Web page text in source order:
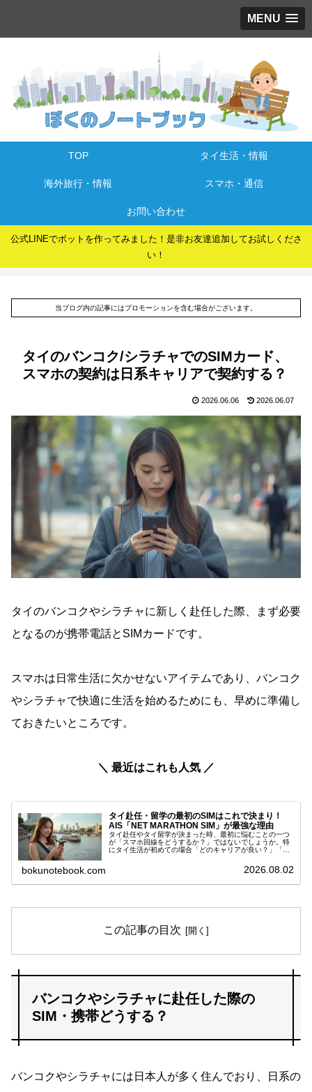
MENU
TOP タイ生活・情報
海外旅行・情報 スマホ・通信
お問い合わせ
公式LINEでボットを作ってみました！是非お友達追加してお試しくださ
い！
当ブログ内の記事にはプロモーションを含む場合がございます。
タイのバンコク/シラチャでのSIMカード、
スマホの契約は日系キャリアで契約する？
2026.06.06 2026.06.07
タイのバンコクやシラチャに新しく赴任した際、まず必要
となるのが携帯電話とSIMカードです。
スマホは日常生活に欠かせないアイテムであり、バンコク
やシラチャで快適に生活を始めるためにも、早めに準備し
ておきたいところです。
＼ 最近はこれも人気 ／
タイ赴任・留学の最初のSIMはこれで決まり！
AIS「NET MARATHON SIM」が最強な理由
タイ赴任やタイ留学が決まった時、最初に悩むことの一つ
が「スマホ回線をどうするか？」ではないでしょうか。特
にタイ生活が初めての場合「どのキャリアが良い？」「月
bokunotebook.com 2026.08.02
この記事の目次
バンコクやシラチャに赴任した際の
SIM・携帯どうする？
バンコクやシラチャには日本人が多く住んでおり、日系の